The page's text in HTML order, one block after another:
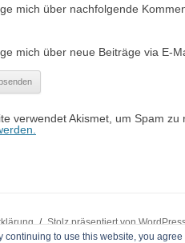
mich über nachfolgende
mich über neue Beiträge via E-
verwendet Akismet, um Spam zu
Stolz präsentiert von
continuing to use this website, you agree